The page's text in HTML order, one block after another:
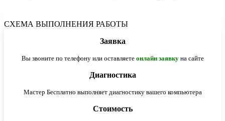
СХЕМА ВЫПОЛНЕНИЯ РАБОТЫ
Заявка
Вы звоните по телефону или оставляете онлайн заявкуна сайте
Диагностика
Мастер Бесплатно выполняет диагностику вашего компьютера
Стоимость